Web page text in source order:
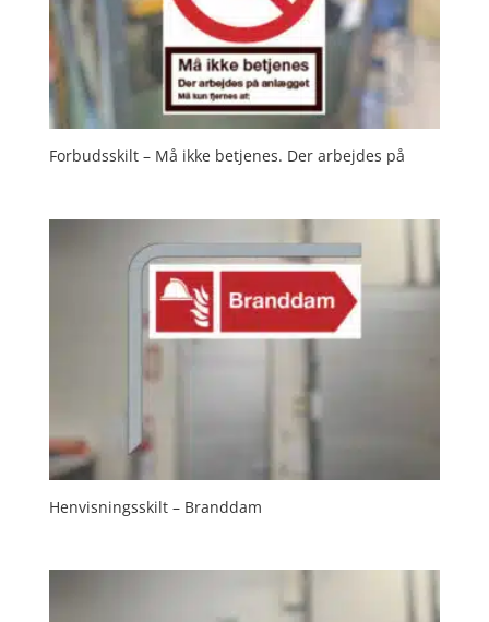
Forbudsskilt – Må ikke betjenes. Der arbejdes på
Henvisningsskilt – Branddam